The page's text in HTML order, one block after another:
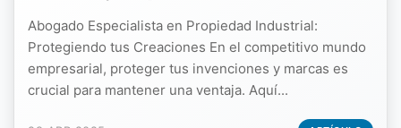
Abogado Especialista en Propiedad Industrial:
Protegiendo tus Creaciones En el competitivo mundo
empresarial, proteger tus invenciones y marcas es
crucial para mantener una ventaja. Aquí...